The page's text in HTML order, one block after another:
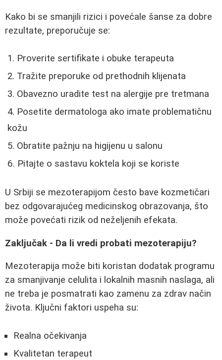
Kako bi se smanjili rizici i povećale šanse za dobre
rezultate, preporučuje se:
Proverite sertifikate i obuke terapeuta
Tražite preporuke od prethodnih klijenata
Obavezno uradite test na alergije pre tretmana
Posetite dermatologa ako imate problematičnu
kožu
Obratite pažnju na higijenu u salonu
Pitajte o sastavu koktela koji se koriste
U Srbiji se mezoterapijom često bave kozmetičari
bez odgovarajućeg medicinskog obrazovanja, što
može povećati rizik od neželjenih efekata.
Zaključak - Da li vredi probati mezoterapiju?
Mezoterapija može biti koristan dodatak programu
za smanjivanje celulita i lokalnih masnih naslaga, ali
ne treba je posmatrati kao zamenu za zdrav način
života. Ključni faktori uspeha su:
Realna očekivanja
Kvalitetan terapeut